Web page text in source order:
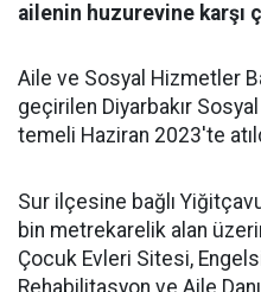
ailenin huzurevine karşı
Aile ve Sosyal Hizmetler
geçirilen Diyarbakır
temeli Haziran 2023'te
Sur ilçesine bağlı
bin metrekarelik alan
Çocuk Evleri Sitesi,